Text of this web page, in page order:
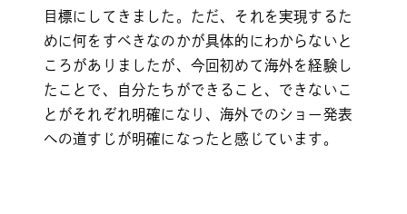
目標にしてきました。ただ、それを実現するた
めに何をすべきなのかが具体的にわからないと
ころがありましたが、今回初めて海外を経験し
たことで、自分たちができること、できないこ
とがそれぞれ明確になり、海外でのショー発表
への道すじが明確になったと感じています。